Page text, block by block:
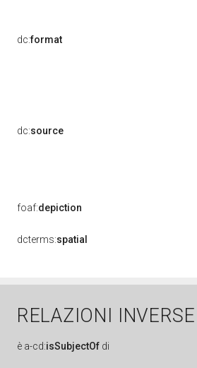
dc:format
dc:source
foaf:depiction
dcterms:spatial
RELAZIONI INVERSE
è a-cd:isSubjectOf di